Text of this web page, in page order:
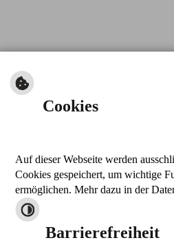
Cookies
Auf dieser Webseite werden
Cookies gespeichert, um wichtige
ermöglichen. Mehr dazu in der
Barrierefreiheit